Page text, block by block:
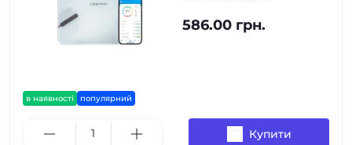
в наявності популярний
586.00 грн.
Купити